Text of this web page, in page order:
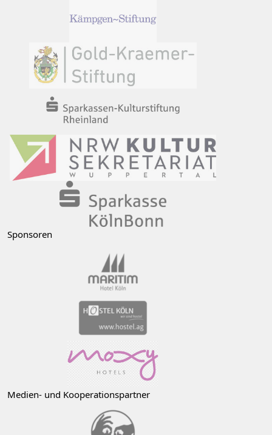
Sponsoren
Medien- und Kooperationspartner